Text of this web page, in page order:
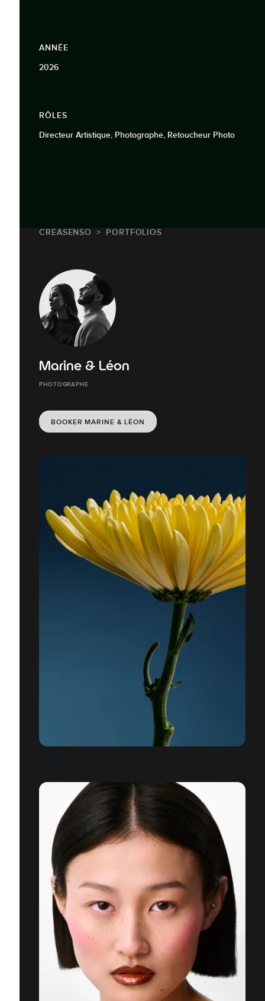
ANNÉE
2026
RÔLES
Directeur Artistique, Photographe, Retoucheur Photo
CREASENSO PORTFOLIOS
Marine & Léon
PHOTOGRAPHE
BOOKER MARINE & LÉON